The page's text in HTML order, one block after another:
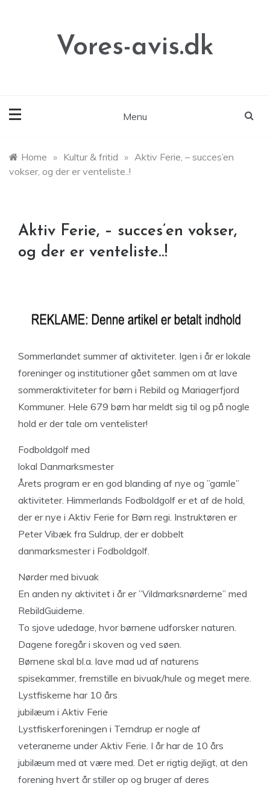
Vores-avis.dk
Menu
Home » Kultur & fritid » Aktiv Ferie, – succes’en
vokser, og der er venteliste..!
Aktiv Ferie, – succes’en vokser,
og der er venteliste..!
Sommerlandet summer af aktiviteter. Igen i år er lokale
foreninger og institutioner gået sammen om at lave
sommeraktiviteter for børn i Rebild og Mariagerfjord
Kommuner. Hele 679 børn har meldt sig til og på nogle
hold er der tale om ventelister!
Fodboldgolf med
lokal Danmarksmester
Årets program er en god blanding af nye og ”gamle”
aktiviteter. Himmerlands Fodboldgolf er et af de hold,
der er nye i Aktiv Ferie for Børn regi. Instruktøren er
Peter Vibæk fra Suldrup, der er dobbelt
danmarksmester i Fodboldgolf.
Nørder med bivuak
En anden ny aktivitet i år er ”Vildmarksnørderne” med
RebildGuiderne.
To sjove udedage, hvor børnene udforsker naturen.
Dagene foregår i skoven og ved søen.
Børnene skal bl.a. lave mad ud af naturens
spisekammer, fremstille en bivuak/hule og meget mere.
Lystfiskerne har 10 års
jubilæum i Aktiv Ferie
Lystfiskerforeningen i Terndrup er nogle af
veteranerne under Aktiv Ferie. I år har de 10 års
jubilæum med at være med. Det er rigtig dejligt, at den
forening hvert år stiller op og bruger af deres